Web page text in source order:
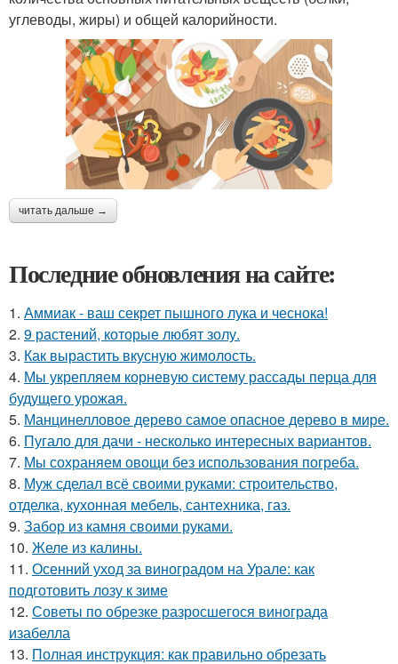
углеводы, жиры) и общей калорийности.
читать дальше →
Последние обновления на сайте:
1. Аммиак - ваш секрет пышного лука и чеснока!
2. 9 растений, которые любят золу.
3. Как вырастить вкусную жимолость.
4. Мы укрепляем корневую систему рассады перца для
будущего урожая.
5. Манцинелловое дерево самое опасное дерево в мире.
6. Пугало для дачи - несколько интересных вариантов.
7. Мы сохраняем овощи без использования погреба.
8. Муж сделал всё своими руками: строительство,
отделка, кухонная мебель, сантехника, газ.
9. Забор из камня своими руками.
10. Желе из калины.
11. Осенний уход за виноградом на Урале: как
подготовить лозу к зиме
12. Советы по обрезке разросшегося винограда
изабелла
13. Полная инструкция: как правильно обрезать